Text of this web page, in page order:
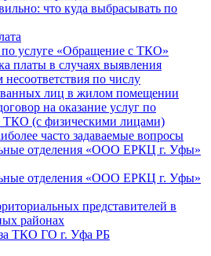
что куда выбрасывать по
по услуге «Обращение с ТКО»
платы в случаях выявления
несоответствия по числу
лиц в жилом помещении
на оказание услуг по
(с физическими лицами)
часто задаваемые вопросы
отделения «ООО ЕРКЦ г. Уфы»
отделения «ООО ЕРКЦ г. Уфы»
представителей в
районах
ТКО ГО г. Уфа РБ